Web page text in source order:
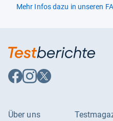
Handschuh Oder Fäustling
Hersteller
Höhe
Körperbereich
Mehr Infos dazu in unseren
Auf
Facebook
Auf
Instagram
Auf
X
Über uns